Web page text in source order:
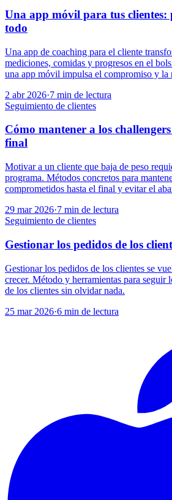
Una app móvil para tus clientes:
todo
Una app de coaching para el cliente
mediciones, comidas y progresos en el
una app móvil impulsa el compromiso y la
2 abr 2026·7 min de lectura
Seguimiento de clientes
Cómo mantener a los
final
Motivar a un cliente que baja de peso
programa. Métodos concretos para
comprometidos hasta el final y evitar el
29 mar 2026·7 min de lectura
Seguimiento de clientes
Gestionar los pedidos de los
Gestionar los pedidos de los clientes se
crecer. Método y herramientas para seguir
de los clientes sin olvidar nada.
25 mar 2026·6 min de lectura